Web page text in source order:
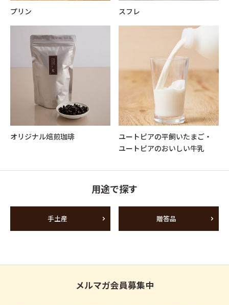
プリン スフレ
オリジナル焙煎珈琲
ユートピアの平飼いたまご・
ユートピアのおいしい牛乳
用途で探す
手土産 贈答品
メルマガ会員募集中